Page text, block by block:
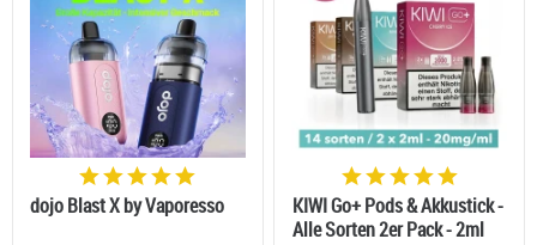
dojo Blast X by Vaporesso
KIWI Go+ Pods & Akkustick -
Alle Sorten 2er Pack - 2ml